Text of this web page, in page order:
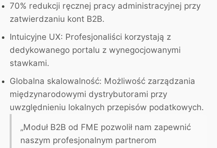
70% redukcji ręcznej pracy administracyjnej przy
zatwierdzaniu kont B2B.
Intuicyjne UX: Profesjonaliści korzystają z
dedykowanego portalu z wynegocjowanymi
stawkami.
Globalna skalowalność: Możliwość zarządzania
międzynarodowymi dystrybutorami przy
uwzględnieniu lokalnych przepisów podatkowych.
„Moduł B2B od FME pozwolił nam zapewnić
naszym profesjonalnym partnerom